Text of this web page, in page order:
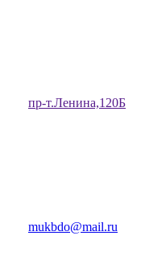
​пр-т.Ленина,120Б​
mukbdo@mail.ru